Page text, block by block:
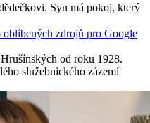
Syn má pokoj, který
oblíbených zdrojů pro Google
od roku 1928.
služebnického zázemí